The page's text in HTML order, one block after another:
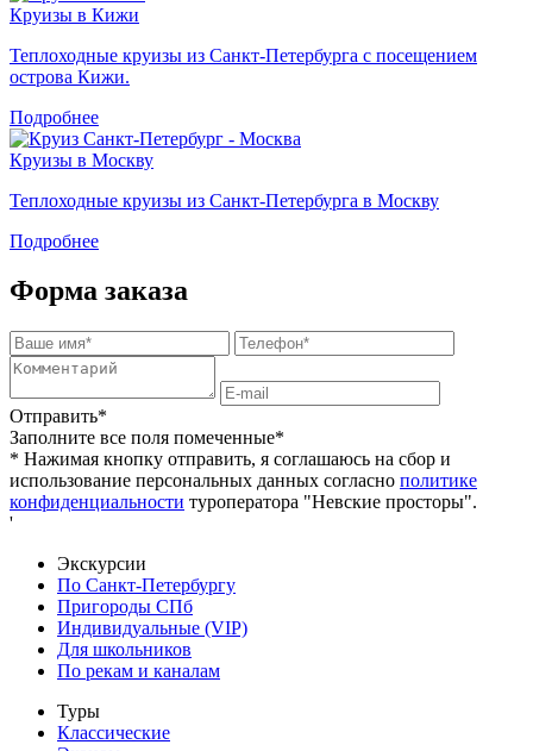
Круизы в Кижи
Теплоходные круизы из Санкт-Петербурга с посещением
острова Кижи.
Подробнее
Круизы в Москву
Теплоходные круизы из Санкт-Петербурга в Москву
Подробнее
Форма заказа
Отправить*
Заполните все поля помеченные*
* Нажимая кнопку отправить, я соглашаюсь на сбор и
использование персональных данных согласно политике
конфиденциальности туроператора "Невские просторы".
'
Экскурсии
По Санкт-Петербургу
Пригороды СПб
Индивидуальные (VIP)
Для школьников
По рекам и каналам
Туры
Классические